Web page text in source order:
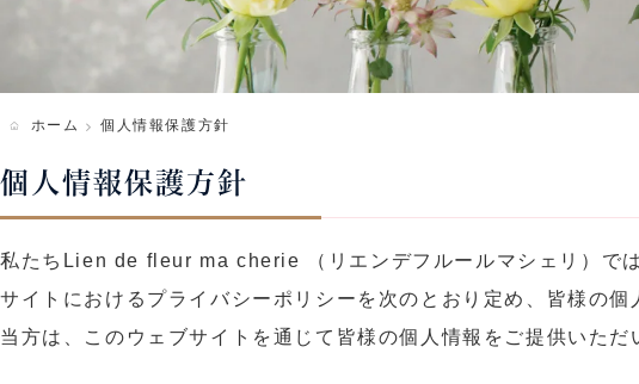
韓国本部校
台湾本部校
ホーム 個人情報保護方針
個人情報保護方針
私たちLien de fleur ma cherie （リエンデフルールマシェリ）で
サイトにおけるプライバシーポリシーを次のとおり定め、皆様の
当方は、このウェブサイトを通じて皆様の個人情報をご提供いた